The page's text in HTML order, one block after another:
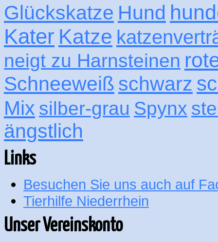
Glückskatze Hund
Kater Katze
neigt zu Harnsteinen
Schneeweiß schwarz
Mix silber-grau Spynx
ängstlich
Links
Besuchen Sie uns auch auf
Tierhilfe Niederrhein
Unser Vereinskonto